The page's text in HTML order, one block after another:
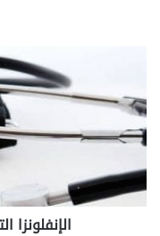
إ
ن
ف
ل
و
ن
ز